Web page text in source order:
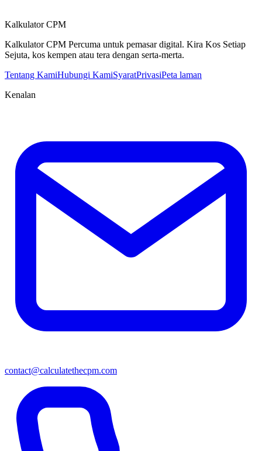
Kalkulator CPM
Kalkulator CPM Percuma untuk pemasar digital. Kira Kos Setiap
Sejuta, kos kempen atau tera dengan serta-merta.
Tentang KamiHubungi KamiSyaratPrivasiPeta laman
Kenalan
contact@calculatethecpm.com